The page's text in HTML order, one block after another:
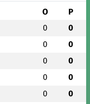
O P
0 0
0 0
0 0
0 0
0 0